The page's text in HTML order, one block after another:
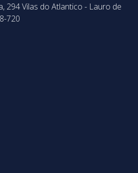
294 Vilas do Atlantico - Lauro de
720